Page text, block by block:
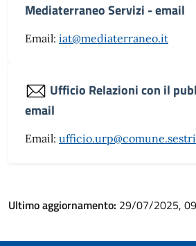
Mediaterraneo Servizi - email
Email: iat@mediaterraneo.it
Ufficio Relazioni con il
email
Email:
Ultimo aggiornamento: 29/07/2025,